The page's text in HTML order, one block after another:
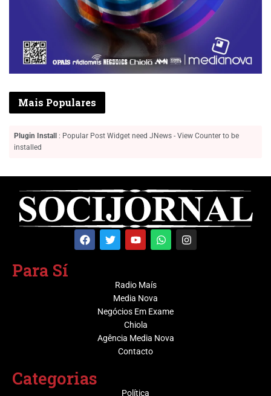
Mais Populares
Plugin Install
: Popular Post Widget need JNews - View Counter to be
installed
Para Sí
Radio Maís
Media Nova
Negócios Em Exame
Chiola
Agência Media Nova
Contacto
Categorias
Política